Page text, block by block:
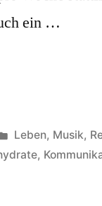
ein …
Veröffentlicht
unter
Leben, Musik,
,